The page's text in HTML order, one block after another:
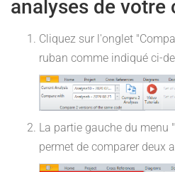
analyses de votre
Cliquez sur l'onglet
ruban comme indiqué ci-
La partie gauche du menu
permet de comparer deux